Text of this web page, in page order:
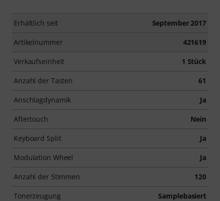
Erhältlich seit September 2017
Artikelnummer 421619
Verkaufseinheit 1 Stück
Anzahl der Tasten 61
Anschlagdynamik Ja
Aftertouch Nein
Keyboard Split Ja
Modulation Wheel Ja
Anzahl der Stimmen 120
Tonerzeugung Samplebasiert